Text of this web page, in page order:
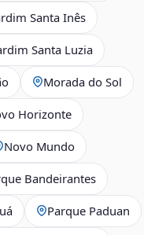
Santa Inês
Santa Luzia
Morada do Sol
Horizonte
Novo Mundo
Bandeirantes
Parque Paduan